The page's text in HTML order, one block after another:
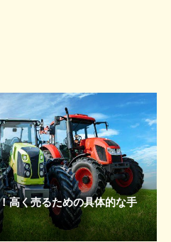
高く売るための具体的な手